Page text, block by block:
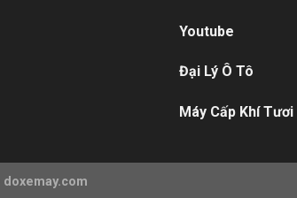
Youtube
Đại Lý Ô Tô
Máy Cấp Khí Tươi
doxemay.com